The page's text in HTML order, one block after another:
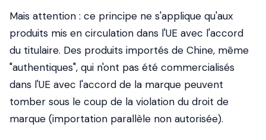
Mais attention : ce principe ne s'applique qu'aux
produits mis en circulation dans l'UE avec l'accord
du titulaire. Des produits importés de Chine, même
"authentiques", qui n'ont pas été commercialisés
dans l'UE avec l'accord de la marque peuvent
tomber sous le coup de la violation du droit de
marque (importation parallèle non autorisée).